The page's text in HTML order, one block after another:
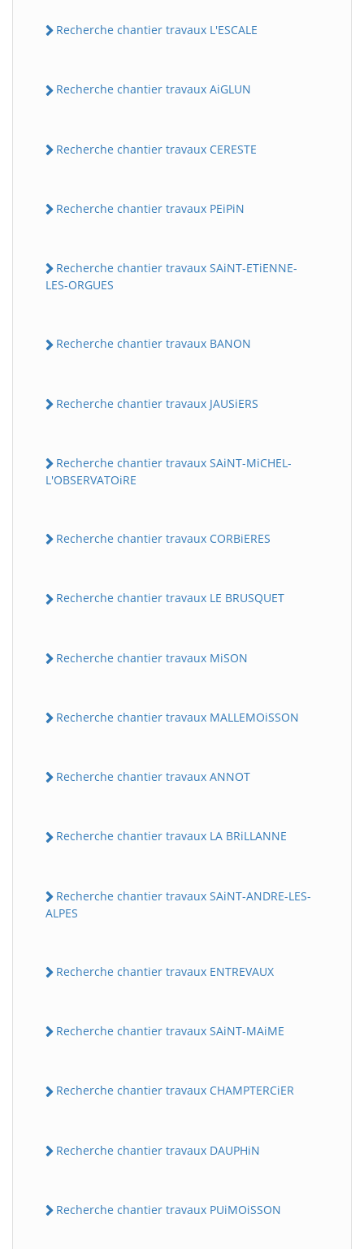
Recherche chantier travaux L'ESCALE
Recherche chantier travaux AiGLUN
Recherche chantier travaux CERESTE
Recherche chantier travaux PEiPiN
Recherche chantier travaux SAiNT-ETiENNE-
LES-ORGUES
Recherche chantier travaux BANON
Recherche chantier travaux JAUSiERS
Recherche chantier travaux SAiNT-MiCHEL-
L'OBSERVATOiRE
Recherche chantier travaux CORBiERES
Recherche chantier travaux LE BRUSQUET
Recherche chantier travaux MiSON
Recherche chantier travaux MALLEMOiSSON
Recherche chantier travaux ANNOT
Recherche chantier travaux LA BRiLLANNE
Recherche chantier travaux SAiNT-ANDRE-LES-
ALPES
Recherche chantier travaux ENTREVAUX
Recherche chantier travaux SAiNT-MAiME
Recherche chantier travaux CHAMPTERCiER
Recherche chantier travaux DAUPHiN
Recherche chantier travaux PUiMOiSSON